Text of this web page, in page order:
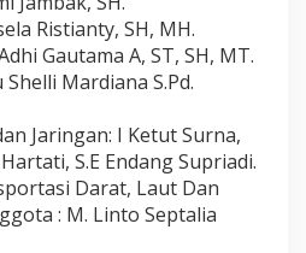
Ristianty, SH, MH.
Gautama A, ST, SH, MT.
Mardiana S.Pd.
Jaringan: I Ketut Surna,
S.E Endang Supriadi.
Darat, Laut Dan
: M. Linto Septalia